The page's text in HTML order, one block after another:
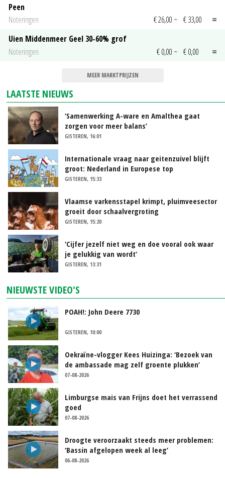
Peen
Noteringen
€ 26,00 ~ € 33,00
Uien Middenmeer Geel 30-60% grof
Noteringen
€ 0,00 ~ € 0,00
MEER MARKTPRIJZEN
LAATSTE NIEUWS
‘Samenwerking A-ware en Amalthea gaat
zorgen voor meer balans’
GISTEREN, 16:01
Internationale vraag naar geitenzuivel blijft
groot: Nederland in Europese top
GISTEREN, 15:33
Vlaamse varkensstapel krimpt, pluimveesector
groeit door schaalvergroting
GISTEREN, 15:20
‘Cijfer jezelf niet weg en doe vooral ook waar
je gelukkig van wordt’
GISTEREN, 13:31
NIEUWSTE VIDEO'S
POAH!: John Deere 7730
GISTEREN, 10:00
Oekraïne-vlogger Kees Huizinga: ‘Bezoek van
de ambassade mag zelf groente plukken’
07-08-2026
Limburgse mais van Frijns doet het verrassend
goed
07-08-2026
Droogte veroorzaakt steeds meer problemen:
‘Bassin afgelopen week al leeg’
06-08-2026